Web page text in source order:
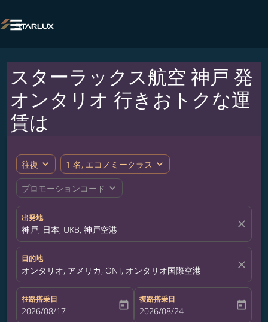

スターラックス航空 神戸 発
オンタリオ 行きおトクな運
賃は
往復 expand_more 1 名, エコノミークラス expand_more
プロモーションコード expand_more
出発地
神戸, 日本, UKB, 神戸空港 close
目的地
オンタリオ, アメリカ, ONT, オンタリオ国際空港 close
往路搭乗日
fc-booking-departure-date-aria-label
2026/08/17 today
復路搭乗日
fc-booking-return-date-aria-label
2026/08/24 today